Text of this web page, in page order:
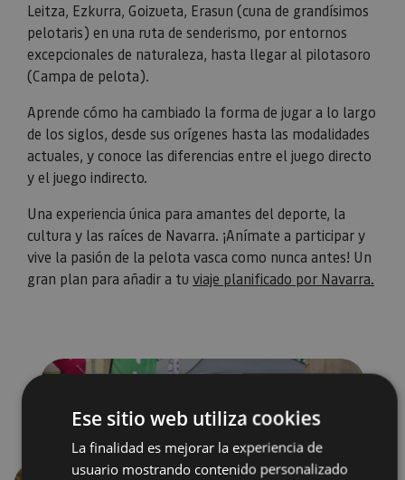
Leitza, Ezkurra, Goizueta, Erasun (cuna de grandísimos
pelotaris) en una ruta de senderismo, por entornos
excepcionales de naturaleza, hasta llegar al pilotasoro
(Campa de pelota).
Aprende cómo ha cambiado la forma de jugar a lo largo
de los siglos, desde sus orígenes hasta las modalidades
actuales, y conoce las diferencias entre el juego directo
y el juego indirecto.
Una experiencia única para amantes del deporte, la
cultura y las raíces de Navarra. ¡Anímate a participar y
vive la pasión de la pelota vasca como nunca antes! Un
gran plan para añadir a tu viaje planificado por Navarra.
Ese sitio web utiliza cookies
La finalidad es mejorar la experiencia de
usuario mostrando contenido personalizado